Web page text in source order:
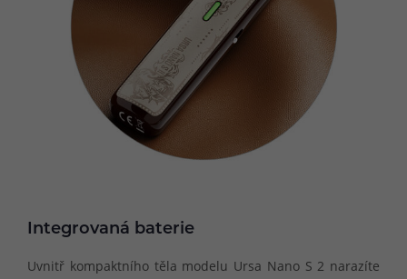
Integrovaná baterie
Uvnitř kompaktního těla modelu Ursa Nano S 2 narazíte